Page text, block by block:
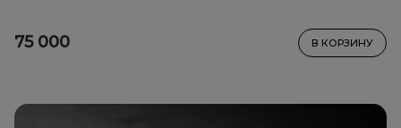
75 000 В КОРЗИНУ